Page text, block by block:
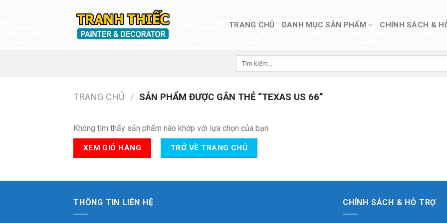
TRANG CHỦ DANH MỤC SẢN PHẨM CHÍNH SÁCH &
Tìm
TRANG CHỦ / SẢN PHẨM ĐƯỢC GẮN THẺ “TEXAS US 66”
Không tìm thấy sản phẩm nào khớp với lựa chọn của bạn.
XEM GIỎ HÀNG TRỞ VỀ TRANG CHỦ
THÔNG TIN LIÊN HỆ CHÍNH SÁCH & HỖ TRỢ